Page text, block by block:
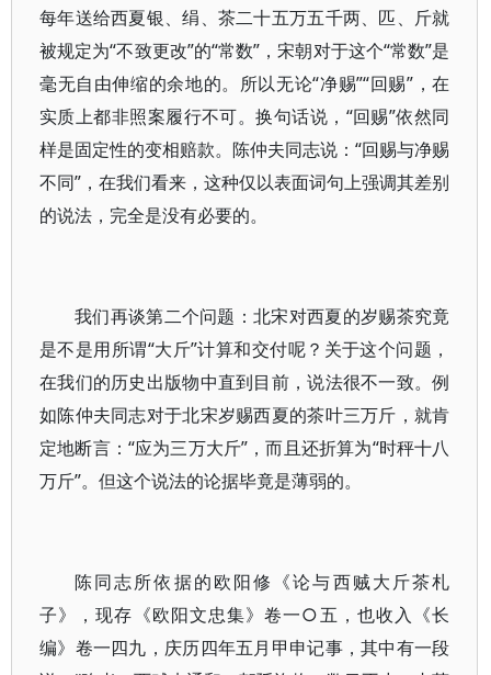
每年送给西夏银、绢、茶二十五万五千两、匹、斤就
被规定为“不致更改”的“常数”，宋朝对于这个“常数”是
毫无自由伸缩的余地的。所以无论“净赐”“回赐”，在
实质上都非照案履行不可。换句话说，“回赐”依然同
样是固定性的变相赔款。陈仲夫同志说：“回赐与净赐
不同”，在我们看来，这种仅以表面词句上强调其差别
的说法，完全是没有必要的。
我们再谈第二个问题：北宋对西夏的岁赐茶究竟
是不是用所谓“大斤”计算和交付呢？关于这个问题，
在我们的历史出版物中直到目前，说法很不一致。例
如陈仲夫同志对于北宋岁赐西夏的茶叶三万斤，就肯
定地断言：“应为三万大斤”，而且还折算为“时秤十八
万斤”。但这个说法的论据毕竟是薄弱的。
陈同志所依据的欧阳修《论与西贼大斤茶札
子》，现存《欧阳文忠集》卷一○五，也收入《长
编》卷一四九，庆历四年五月甲申记事，其中有一段